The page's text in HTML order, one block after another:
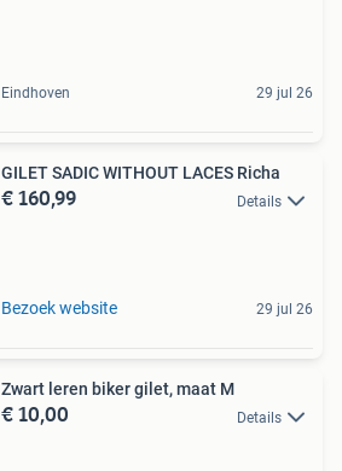
Eindhoven 29 jul 26
GILET SADIC WITHOUT LACES Richa
€ 160,99 Details
Bezoek website 29 jul 26
Zwart leren biker gilet, maat M
€ 10,00 Details